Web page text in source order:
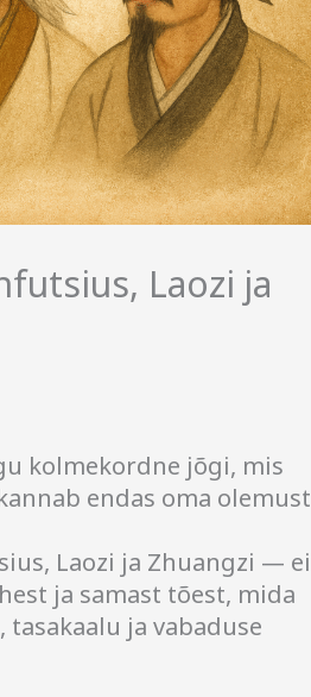
Laozi ja
kolmekordne jõgi, mis
endas oma olemust
Laozi ja Zhuangzi — ei
ja samast tõest, mida
ja vabaduse